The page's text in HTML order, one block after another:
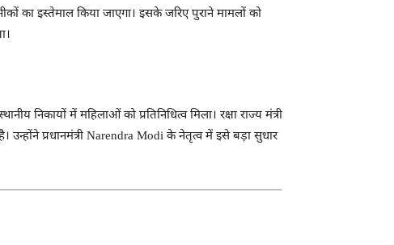
का इस्तेमाल किया जाएगा। इसके जरिए पुराने मामलों को
निकायों में महिलाओं को प्रतिनिधित्व मिला। रक्षा राज्य मंत्री
प्रधानमंत्री Narendra Modi के नेतृत्व में इसे बड़ा सुधार